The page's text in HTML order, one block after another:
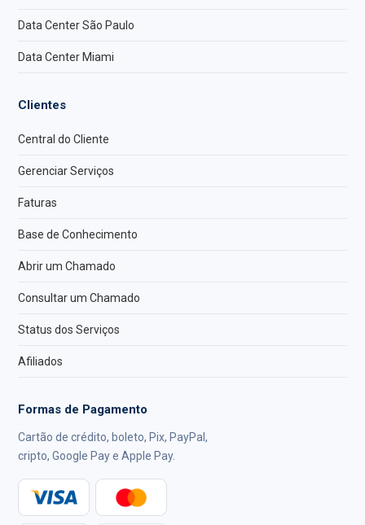
Data Center São Paulo
Data Center Miami
Clientes
Central do Cliente
Gerenciar Serviços
Faturas
Base de Conhecimento
Abrir um Chamado
Consultar um Chamado
Status dos Serviços
Afiliados
Formas de Pagamento
Cartão de crédito, boleto, Pix, PayPal,
cripto, Google Pay e Apple Pay.